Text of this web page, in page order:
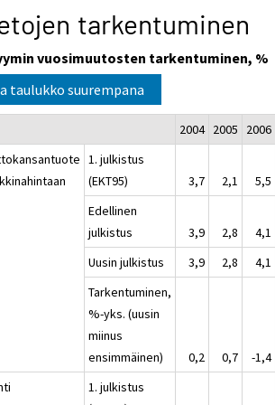
tarkentuminen
vuosimuutosten tarkentuminen, %
taulukko suurempana
2004 2005 2006
1. julkistus
(EKT95)
3,7 2,1 5,5
Edellinen
julkistus
3,9 2,8 4,1
Uusin julkistus
3,9 2,8 4,1
Tarkentuminen,
%-yks. (uusin
miinus
ensimmäinen)
0,2 0,7 -1,4
1. julkistus